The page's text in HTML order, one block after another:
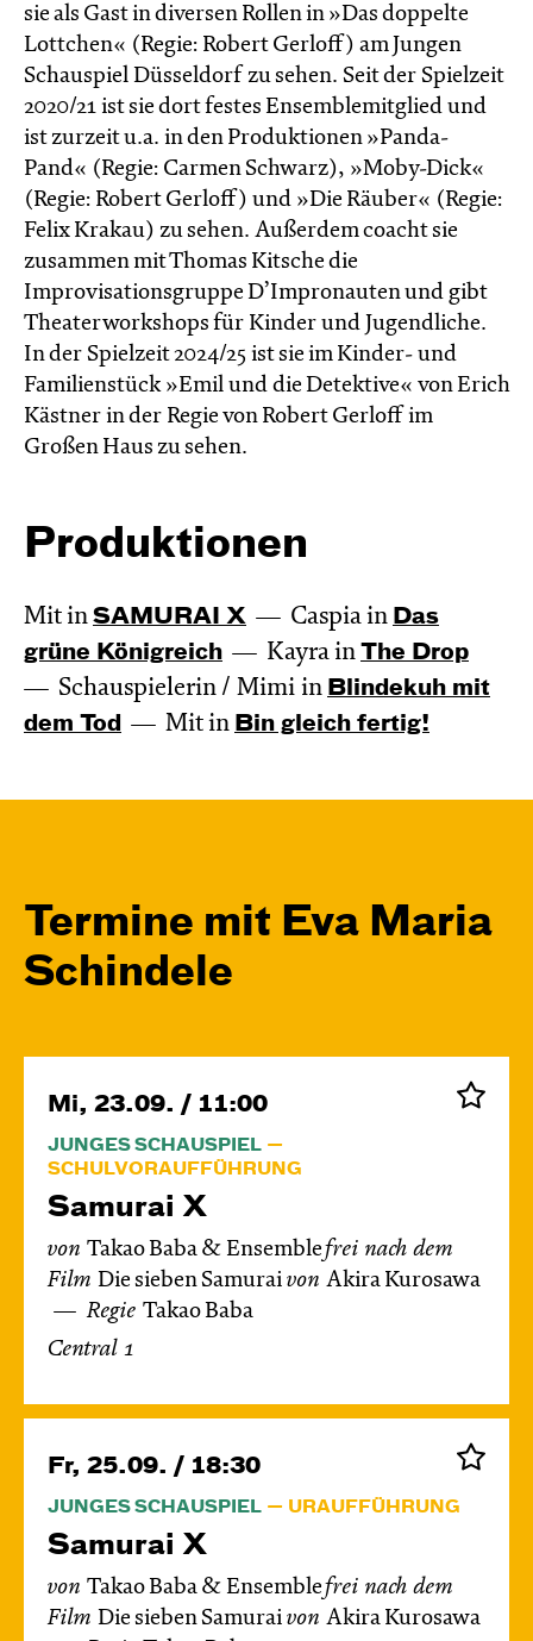
sie als Gast in diversen Rollen in »Das doppelte
Lottchen« (Regie: Robert Gerloff) am Jungen
Schauspiel Düsseldorf zu sehen. Seit der Spielzeit
2020/21 ist sie dort festes Ensemblemitglied und
ist zurzeit u.a. in den Produktionen »Panda-
Pand« (Regie: Carmen Schwarz), »Moby-Dick«
(Regie: Robert Gerloff) und »Die Räuber« (Regie:
Felix Krakau) zu sehen. Außerdem coacht sie
zusammen mit Thomas Kitsche die
Improvisationsgruppe D’Impronauten und gibt
Theaterworkshops für Kinder und Jugendliche.
In der Spielzeit 2024/25 ist sie im Kinder- und
Familienstück »Emil und die Detektive« von Erich
Kästner in der Regie von Robert Gerloff im
Großen Haus zu sehen.
Produktionen
Mit in SAMURAI X Caspia in Das
grüne König­reich
Kayra in The Drop
Schauspielerin / Mimi in Blinde­kuh mit
dem Tod
Mit in Bin gleich fertig!
Termine mit Eva Maria
Schindele
Mi, 23.09. / 11:00
JUNGES SCHAUSPIEL
SCHULVORAUFFÜHRUNG
Samurai X
von Takao Baba & Ensemblefrei nach dem
Film Die sieben Samurai von Akira Kurosawa
Regie Takao Baba
Central 1
Fr, 25.09. / 18:30
JUNGES SCHAUSPIEL URAUFFÜHRUNG
Samurai X
von Takao Baba & Ensemblefrei nach dem
Film Die sieben Samurai von Akira Kurosawa